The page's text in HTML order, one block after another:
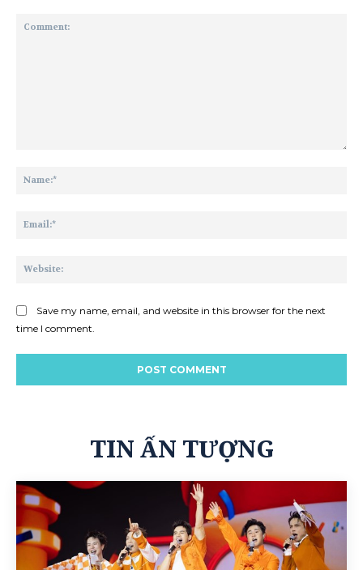
Save my name, email, and website in this browser for the next
time I comment.
TIN ẤN TƯỢNG